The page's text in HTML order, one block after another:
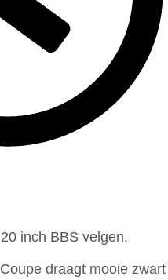
inch BBS velgen.
draagt mooie zwart